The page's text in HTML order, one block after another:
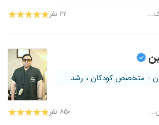
۲۲ نفر
- متخصص کودکان ، رشد...
۸۵۰ نفر